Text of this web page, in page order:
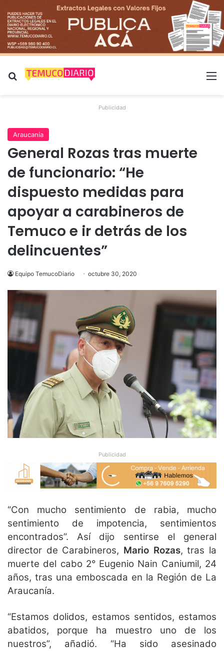
Buscar por
Publicidad
Araucanía
General Rozas tras muerte
de funcionario: “He
dispuesto medidas para
apoyar a carabineros de
Temuco e ir detrás de los
delincuentes”
Equipo TemucoDiario octubre 30, 2020
Publicidad
“Con mucho sentimiento de rabia, mucho
sentimiento de impotencia, sentimientos
encontrados”. Así dijo sentirse el general
director de Carabineros, Mario Rozas, tras la
muerte del cabo 2° Eugenio Nain Caniumil, 24
años, tras una emboscada en la Región de La
Araucanía.
“Estamos dolidos, estamos sentidos, estamos
abatidos, porque ha muestro uno de los
nuestros”, añadió. “Ha sido asesinado